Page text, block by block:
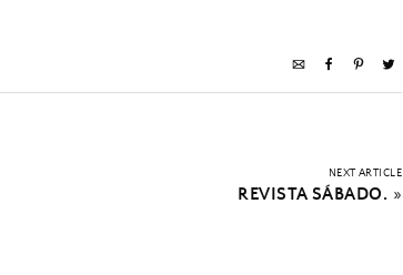
NEXT ARTICLE
REVISTA SÁBADO. »